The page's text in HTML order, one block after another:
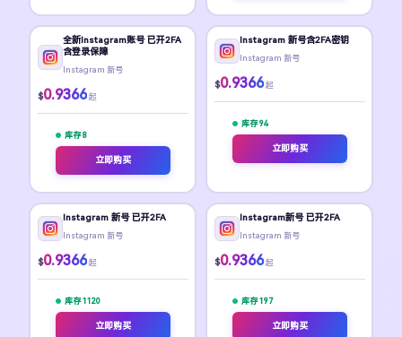
全新Instagram账号 已开2FA
含登录保障
Instagram 新号
$0.9366 起
库存 8
立即购买
Instagram 新号含2FA密钥
Instagram 新号
$0.9366 起
库存 94
立即购买
Instagram 新号 已开2FA
Instagram 新号
$0.9366 起
库存 1120
立即购买
Instagram新号 已开2FA
Instagram 新号
$0.9366 起
库存 197
立即购买